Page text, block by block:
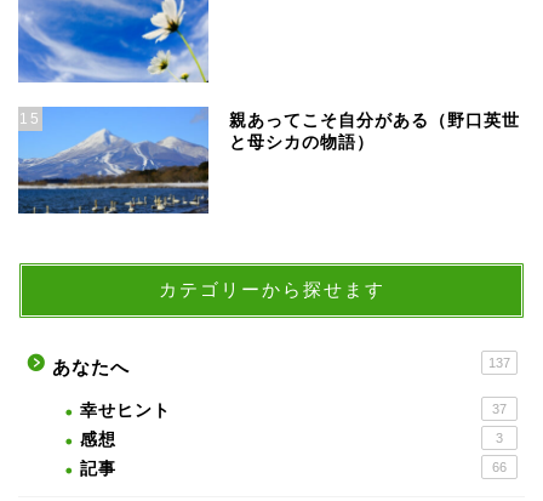
15
親あってこそ自分がある（野口英世
と母シカの物語）
カテゴリーから探せます
あなたへ 137
幸せヒント 37
感想 3
記事 66